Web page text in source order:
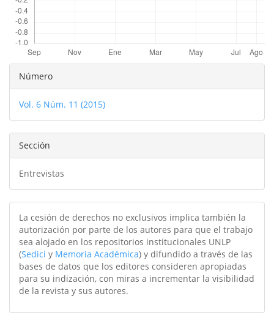
Detalles
del
artículo
Número
Vol. 6 Núm. 11 (2015)
Sección
Entrevistas
La cesión de derechos no exclusivos implica también la
autorización por parte de los autores para que el trabajo
sea alojado en los repositorios institucionales UNLP
(Sedici y Memoria Académica) y difundido a través de las
bases de datos que los editores consideren apropiadas
para su indización, con miras a incrementar la visibilidad
de la revista y sus autores.